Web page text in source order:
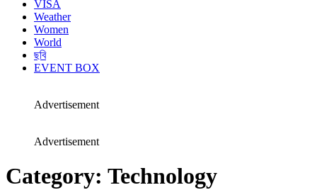
VISA
Weather
Women
World
ছবি
EVENT BOX
Advertisement
Advertisement
Category: Technology